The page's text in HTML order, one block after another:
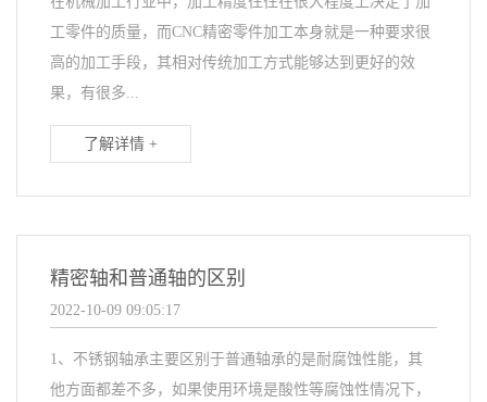
工零件的质量，而CNC精密零件加工本身就是一种要求很
高的加工手段，其相对传统加工方式能够达到更好的效
果，有很多...
了解详情 +
精密轴和普通轴的区别
2022-10-09 09:05:17
1、不锈钢轴承主要区别于普通轴承的是耐腐蚀性能，其
他方面都差不多，如果使用环境是酸性等腐蚀性情况下，